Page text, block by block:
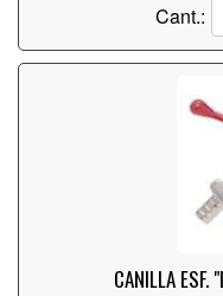
Cant.:
CANILLA ESF.